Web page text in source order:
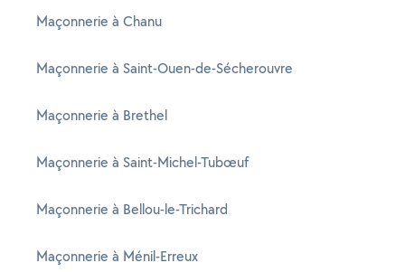
Maçonnerie à Chanu
Maçonnerie à Saint-Ouen-de-Sécherouvre
Maçonnerie à Brethel
Maçonnerie à Saint-Michel-Tubœuf
Maçonnerie à Bellou-le-Trichard
Maçonnerie à Ménil-Erreux